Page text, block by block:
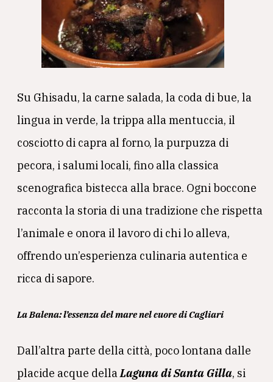
Su Ghisadu, la carne salada, la coda di bue, la
lingua in verde, la trippa alla mentuccia, il
cosciotto di capra al forno, la purpuzza di
pecora, i salumi locali, fino alla classica
scenografica bistecca alla brace. Ogni boccone
racconta la storia di una tradizione che rispetta
l’animale e onora il lavoro di chi lo alleva,
offrendo un’esperienza culinaria autentica e
ricca di sapore.
La Balena: l’essenza del mare nel cuore di Cagliari
Dall’altra parte della città, poco lontana dalle
placide acque dellaLaguna di Santa Gilla, si